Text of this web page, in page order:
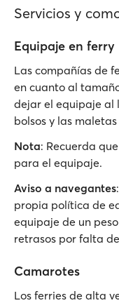
Servicios y
Equipaje en ferry
Las compañías de
en cuanto al
dejar el equipaje al
bolsos y las
Nota: Recuerda que
para el equipaje.
Aviso a navegantes
propia política de
equipaje de un
retrasos por falta
Camarotes
Los ferries de alta